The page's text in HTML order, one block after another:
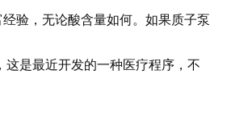
验，无论酸含量如何。如果质子泵
是最近开发的一种医疗程序，不